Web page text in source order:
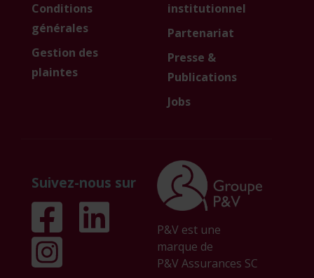
Conditions
générales
Gestion des
plaintes
institutionnel
Partenariat
Presse &
Publications
Jobs
Suivez-nous sur
P&V est une
marque de
P&V Assurances SC